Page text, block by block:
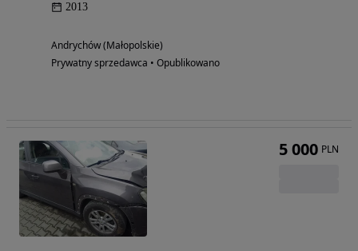
2013
Andrychów (Małopolskie)
Prywatny sprzedawca • Opublikowano
5 000 PLN